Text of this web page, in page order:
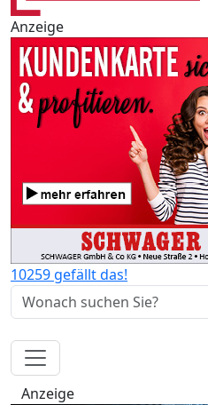
Anzeige
10259 gefällt das!
Anzeige